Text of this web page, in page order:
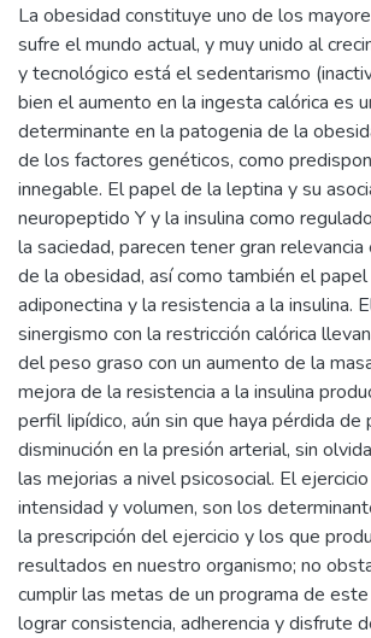
La obesidad constituye uno de los
sufre el mundo actual, y muy unido al
y tecnológico está el sedentarismo
bien el aumento en la ingesta calórica es
determinante en la patogenia de la
de los factores genéticos, como
innegable. El papel de la leptina y su
neuropeptido Y y la insulina como
la saciedad, parecen tener gran
de la obesidad, así como también el
adiponectina y la resistencia a la insulina.
sinergismo con la restricción calórica
del peso graso con un aumento de la
mejora de la resistencia a la insulina
perfil Iipídico, aún sin que haya pérdida de
disminución en la presión arterial, sin
las mejorias a nivel psicosocial. El
intensidad y volumen, son los
la prescripción del ejercicio y los que
resultados en nuestro organismo; no
cumplir las metas de un programa de
lograr consistencia, adherencia y disfrute